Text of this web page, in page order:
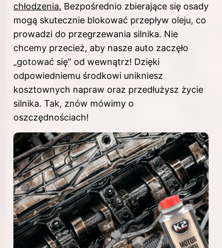
chłodzenia. Bezpośrednio zbierające się osady
mogą skutecznie blokować przepływ oleju, co
prowadzi do przegrzewania silnika. Nie
chcemy przecież, aby nasze auto zaczęło
„gotować się” od wewnątrz! Dzięki
odpowiedniemu środkowi unikniesz
kosztownych napraw oraz przedłużysz życie
silnika. Tak, znów mówimy o
oszczędnościach!